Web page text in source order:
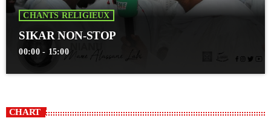
CHANTS RELIGIEUX
SIKAR NON-STOP
00:00 - 15:00
CHART